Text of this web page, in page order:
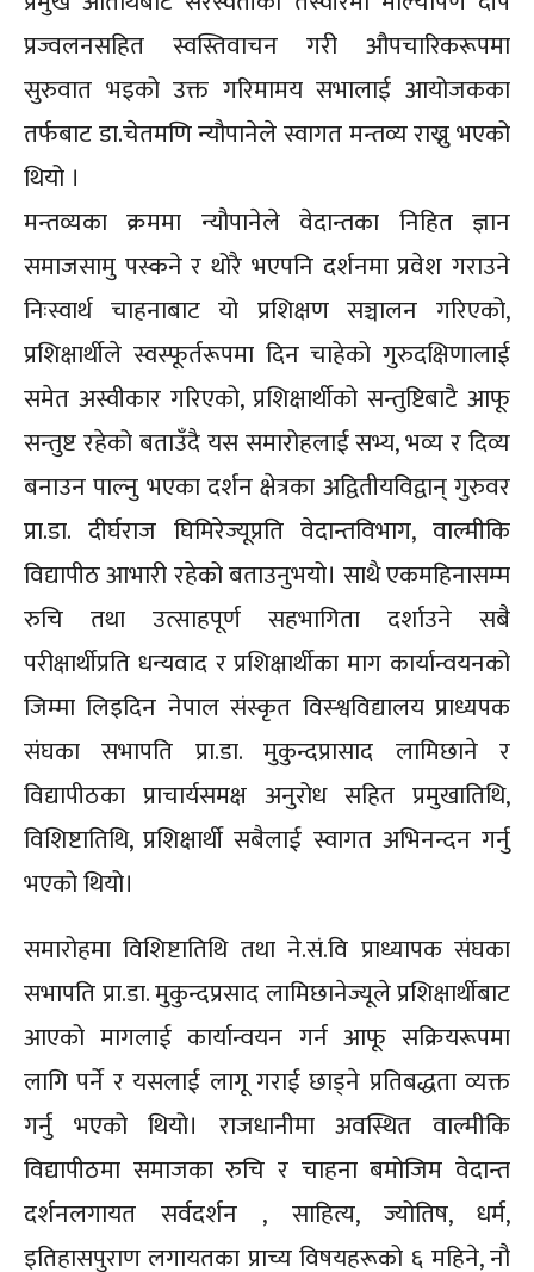
प्रज्वलनसहित स्वस्तिवाचन गरी औपचारिकरूपमा
सुरुवात भइको उक्त गरिमामय सभालाई आयोजकका
तर्फबाट डा.चेतमणि न्यौपानेले स्वागत मन्तव्य राख्नु भएको
थियो ।
मन्तव्यका क्रममा न्यौपानेले वेदान्तका निहित ज्ञान
समाजसामु पस्कने र थोरै भएपनि दर्शनमा प्रवेश गराउने
निःस्वार्थ चाहनाबाट यो प्रशिक्षण सञ्चालन गरिएको,
प्रशिक्षार्थीले स्वस्फूर्तरूपमा दिन चाहेको गुरुदक्षिणालाई
समेत अस्वीकार गरिएको, प्रशिक्षार्थीको सन्तुष्टिबाटै आफू
सन्तुष्ट रहेको बताउँदै यस समारोहलाई सभ्य, भव्य र दिव्य
बनाउन पाल्नु भएका दर्शन क्षेत्रका अद्वितीयविद्वान् गुरुवर
प्रा.डा. दीर्घराज घिमिरेज्यूप्रति वेदान्तविभाग, वाल्मीकि
विद्यापीठ आभारी रहेको बताउनुभयो। साथै एकमहिनासम्म
रुचि तथा उत्साहपूर्ण सहभागिता दर्शाउने सबै
परीक्षार्थीप्रति धन्यवाद र प्रशिक्षार्थीका माग कार्यान्वयनको
जिम्मा लिइदिन नेपाल संस्कृत विस्श्वविद्यालय प्राध्यपक
संघका सभापति प्रा.डा. मुकुन्दप्रासाद लामिछाने र
विद्यापीठका प्राचार्यसमक्ष अनुरोध सहित प्रमुखातिथि,
विशिष्टातिथि, प्रशिक्षार्थी सबैलाई स्वागत अभिनन्दन गर्नु
भएको थियो।
समारोहमा विशिष्टातिथि तथा ने.सं.वि प्राध्यापक संघका
सभापति प्रा.डा. मुकुन्दप्रसाद लामिछानेज्यूले प्रशिक्षार्थीबाट
आएको मागलाई कार्यान्वयन गर्न आफू सक्रियरूपमा
लागि पर्ने र यसलाई लागू गराई छाड्ने प्रतिबद्धता व्यक्त
गर्नु भएको थियो। राजधानीमा अवस्थित वाल्मीकि
विद्यापीठमा समाजका रुचि र चाहना बमोजिम वेदान्त
दर्शनलगायत सर्वदर्शन , साहित्य, ज्योतिष, धर्म,
इतिहासपुराण लगायतका प्राच्य विषयहरूको ६ महिने, नौ